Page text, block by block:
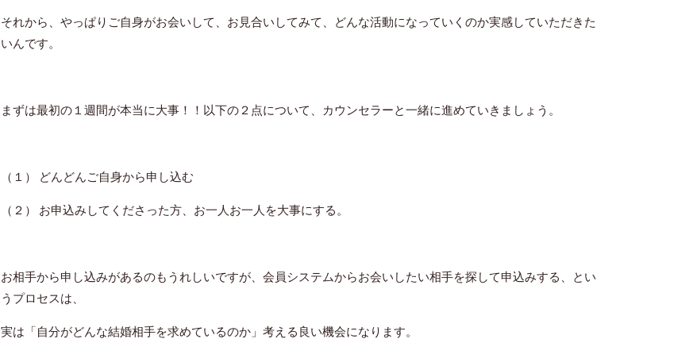
それから、やっぱりご自身がお会いして、お見合いしてみて、どんな活動になっていくのか実感していただきた
いんです。
まずは最初の１週間が本当に大事！！以下の２点について、カウンセラーと一緒に進めていきましょう。
（１） どんどんご自身から申し込む
（２） お申込みしてくださった方、お一人お一人を大事にする。
お相手から申し込みがあるのもうれしいですが、会員システムからお会いしたい相手を探して申込みする、とい
うプロセスは、
実は「自分がどんな結婚相手を求めているのか」考える良い機会になります。